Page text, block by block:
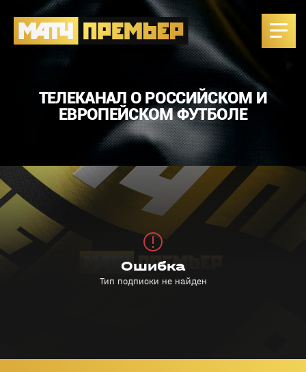
ТЕЛЕКАНАЛ О РОССИЙСКОМ И
ЕВРОПЕЙСКОМ ФУТБОЛЕ